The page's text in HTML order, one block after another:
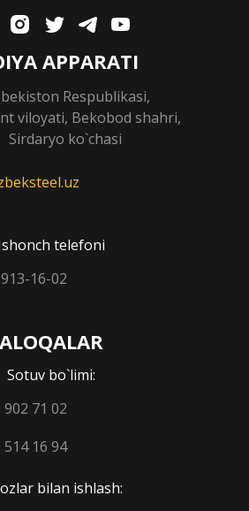
APPARATI
Respublikasi,
viloyati, Bekobod shahri,
Sirdaryo ko`chasi
telefoni
16-02
ALOQALAR
Sotuv bo`limi:
71 02
514 16 94
bilan ishlash: